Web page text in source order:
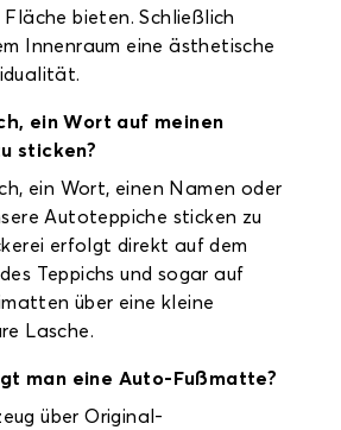
Fläche bieten. Schließlich
Innenraum eine ästhetische
ein Wort auf meinen
sticken?
ein Wort, einen Namen oder
Autoteppiche sticken zu
erfolgt direkt auf dem
Teppichs und sogar auf
über eine kleine
Lasche.
man eine Auto-Fußmatte?
über Original-